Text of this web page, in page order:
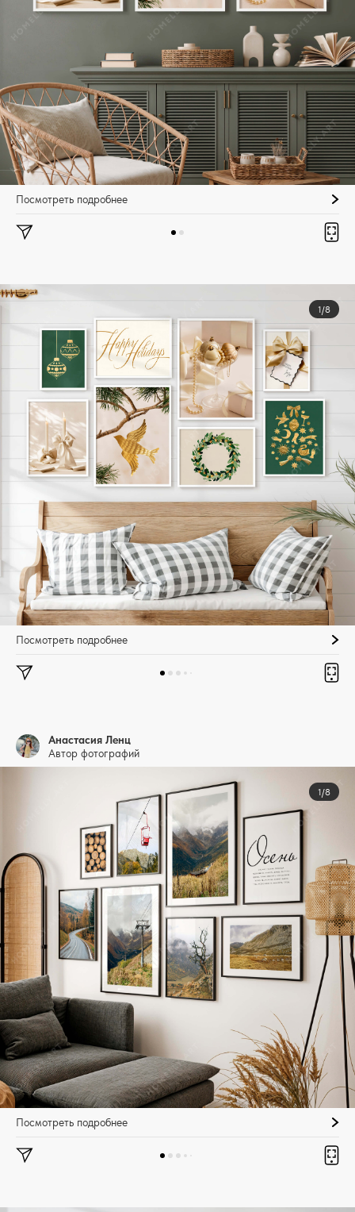
Посмотреть подробнее
1/8
Посмотреть подробнее
Анастасия Ленц
Автор фотографий
1/8
Посмотреть подробнее